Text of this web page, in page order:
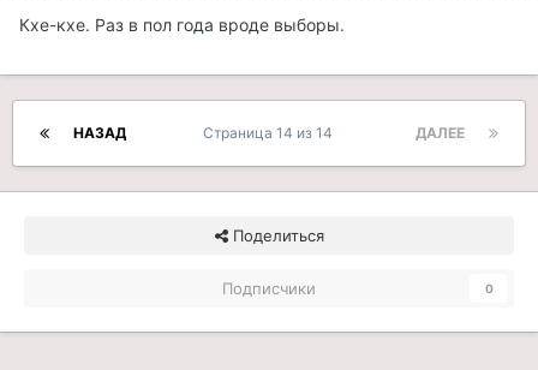
Кхе-кхе. Раз в пол года вроде выборы.
НАЗАД ДАЛЕЕ
Страница 14 из 14
Поделиться
Подписчики 0